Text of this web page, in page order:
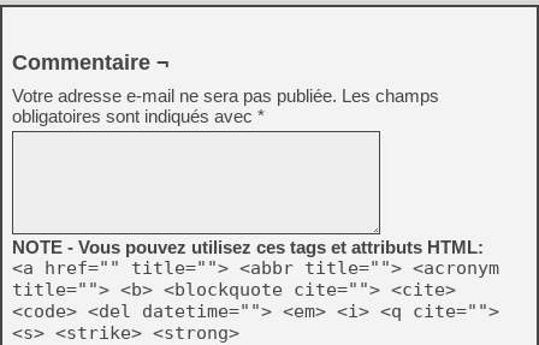
Commentaire ¬
Votre adresse e-mail ne sera pas publiée. Les champs
obligatoires sont indiqués avec *
NOTE - Vous pouvez utilisez ces tags et attributs HTML:
<a href="" title=""> <abbr title=""> <acronym
title=""> <b> <blockquote cite=""> <cite>
<code> <del datetime=""> <em> <i> <q cite="">
<s> <strike> <strong>